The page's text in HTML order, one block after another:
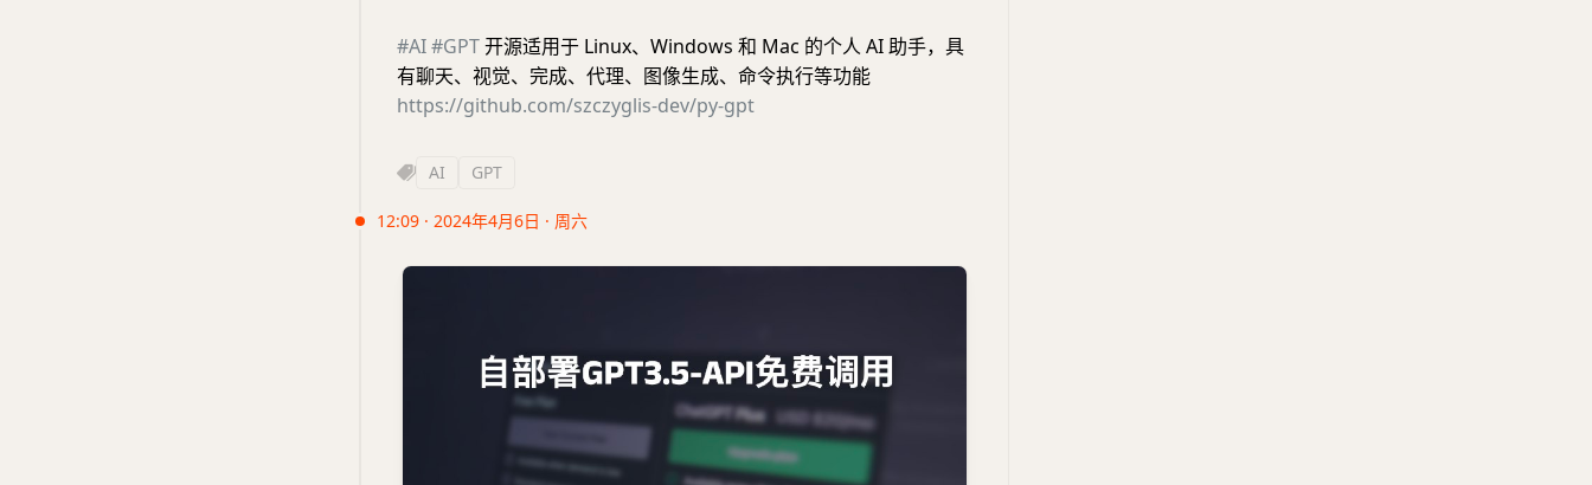
#AI#GPT开源适用于 Linux、Windows 和 Mac 的个人 AI 助手，具
有聊天、视觉、完成、代理、图像生成、命令执行等功能
https://github.com/szczyglis-dev/py-gpt
AI GPT
12:09 · 2024年4月6日 · 周六